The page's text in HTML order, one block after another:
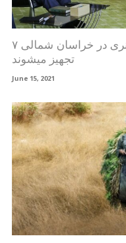
۷ سالن سینما توسط حوزه هنری در خراسان شمالی
تجهیز میشوند
June 15, 2021